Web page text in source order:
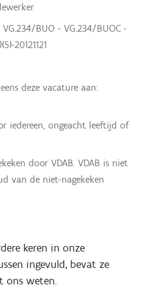
BUO - VG.234/BUOC -
20121121
deze vacature aan:
iedereen, ongeacht leeftijd of
door VDAB. VDAB is niet
van de niet-nagekeken
keren in onze
ingevuld, bevat ze
ons weten.